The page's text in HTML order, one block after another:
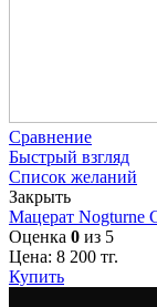
Сравнение
Быстрый взгляд
Список желаний
Закрыть
Мацерат Nogturne
Оценка 0 из 5
Цена: 8 200 тг.
Купить